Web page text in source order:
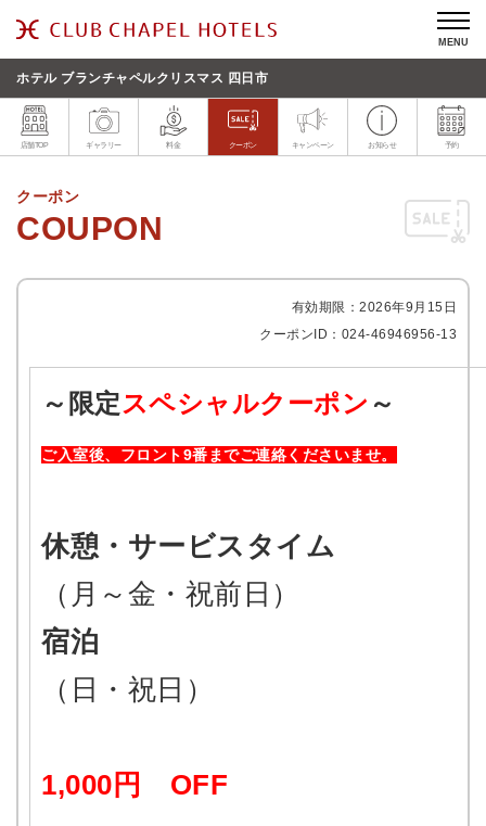
MENU
ホテル ブランチャペルクリスマス 四日市
店舗TOP ギャラリー 料金 クーポン キャンペーン お知らせ 予約
クーポン
有効期限：2026年9月15日
クーポンID：024-46946956-13
～限定スペシャルクーポン ～
ご入室後、フロント9番までご連絡くださいませ。
休憩・サービスタイム
（月～金・祝前日）
宿泊
（日・祝日）
1,000円 OFF